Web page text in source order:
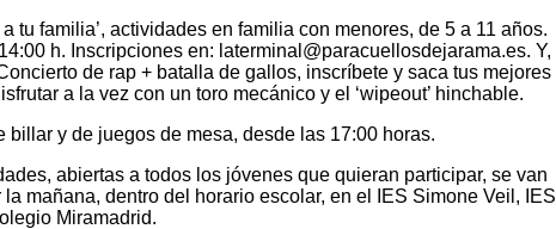
tu familia’, actividades en familia con menores, de 5 a 11 años.
h. Inscripciones en: laterminal@paracuellosdejarama.es. Y,
de rap + batalla de gallos, inscríbete y saca tus mejores
a la vez con un toro mecánico y el ‘wipeout’ hinchable.
billar y de juegos de mesa, desde las 17:00 horas.
abiertas a todos los jóvenes que quieran participar, se van
mañana, dentro del horario escolar, en el IES Simone Veil, IES
Miramadrid.